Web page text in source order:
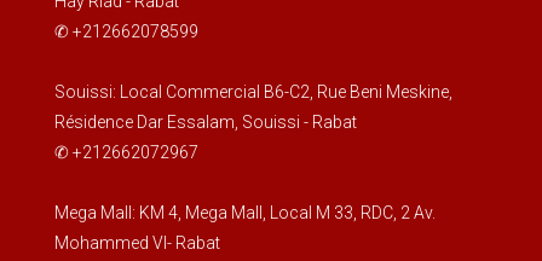
✆ +212662078599
Souissi: Local Commercial B6-C2, Rue Beni Meskine,
Résidence Dar Essalam, Souissi - Rabat
✆ +212662072967
Mega Mall: KM 4, Mega Mall, Local M 33, RDC, 2 Av.
Mohammed VI- Rabat